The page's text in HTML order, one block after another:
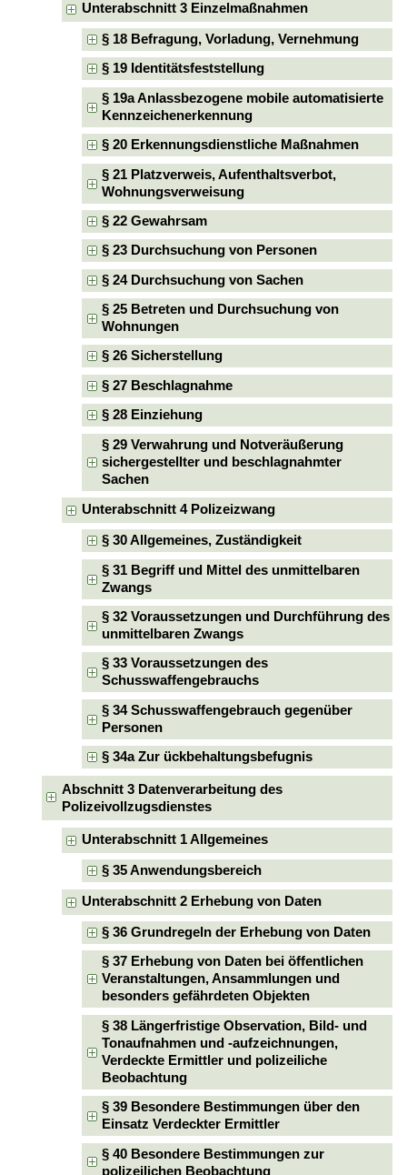
Unterabschnitt 3 Einzelmaßnahmen
§ 18 Befragung, Vorladung, Vernehmung
§ 19 Identitätsfeststellung
§ 19a Anlassbezogene mobile automatisierte
Kennzeichenerkennung
§ 20 Erkennungsdienstliche Maßnahmen
§ 21 Platzverweis, Aufenthaltsverbot,
Wohnungsverweisung
§ 22 Gewahrsam
§ 23 Durchsuchung von Personen
§ 24 Durchsuchung von Sachen
§ 25 Betreten und Durchsuchung von
Wohnungen
§ 26 Sicherstellung
§ 27 Beschlagnahme
§ 28 Einziehung
§ 29 Verwahrung und Notveräußerung
sichergestellter und beschlagnahmter
Sachen
Unterabschnitt 4 Polizeizwang
§ 30 Allgemeines, Zuständigkeit
§ 31 Begriff und Mittel des unmittelbaren
Zwangs
§ 32 Voraussetzungen und Durchführung des
unmittelbaren Zwangs
§ 33 Voraussetzungen des
Schusswaffengebrauchs
§ 34 Schusswaffengebrauch gegenüber
Personen
§ 34a Zur ückbehaltungsbefugnis
Abschnitt 3 Datenverarbeitung des
Polizeivollzugsdienstes
Unterabschnitt 1 Allgemeines
§ 35 Anwendungsbereich
Unterabschnitt 2 Erhebung von Daten
§ 36 Grundregeln der Erhebung von Daten
§ 37 Erhebung von Daten bei öffentlichen
Veranstaltungen, Ansammlungen und
besonders gefährdeten Objekten
§ 38 Längerfristige Observation, Bild- und
Tonaufnahmen und -aufzeichnungen,
Verdeckte Ermittler und polizeiliche
Beobachtung
§ 39 Besondere Bestimmungen über den
Einsatz Verdeckter Ermittler
§ 40 Besondere Bestimmungen zur
polizeilichen Beobachtung